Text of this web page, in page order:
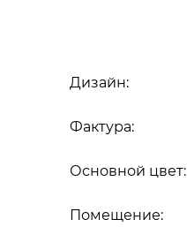
Основной цвет:
Дизайн:
Помещение:
Фактура: